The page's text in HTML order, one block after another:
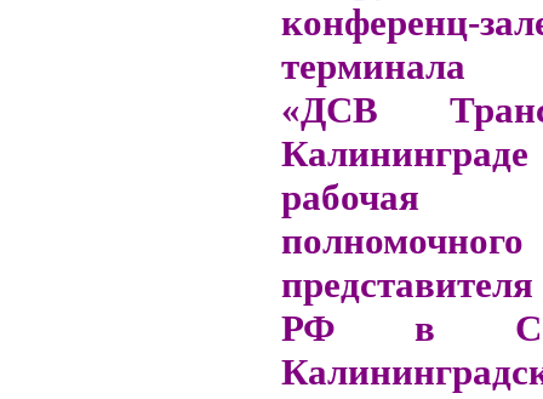
конференц-
терминала
«ДСВ
Калининграде
рабочая
полномочного
РФ в